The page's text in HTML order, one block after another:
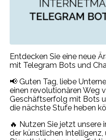
Entdecken Sie eine neue
mit Telegram Bots und
📢 Guten Tag, liebe
einen revolutionären Weg
Geschäftserfolg mit Bots
die nächste Stufe heben
🔥 Nutzen Sie jetzt
der künstlichen